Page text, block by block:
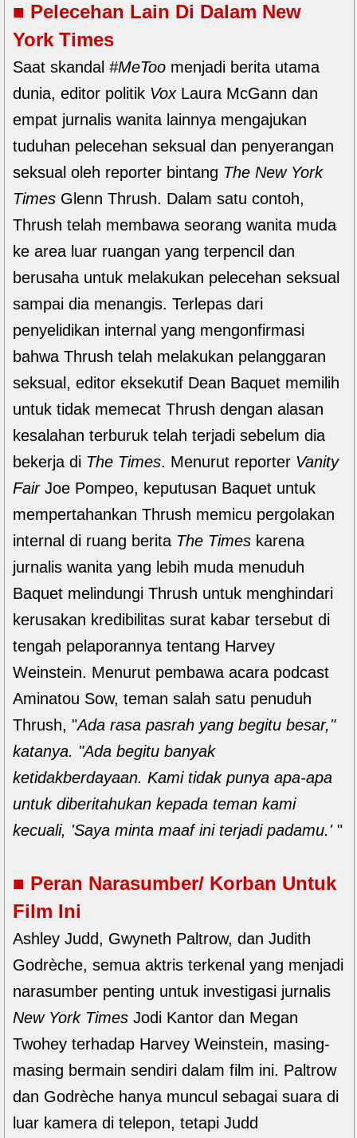
■ Pelecehan Lain Di Dalam New
York Times
Saat skandal #MeToo menjadi berita utama
dunia, editor politik VoxLaura McGann dan
empat jurnalis wanita lainnya mengajukan
tuduhan pelecehan seksual dan penyerangan
seksual oleh reporter bintang The New York
Times Glenn Thrush. Dalam satu contoh,
Thrush telah membawa seorang wanita muda
ke area luar ruangan yang terpencil dan
berusaha untuk melakukan pelecehan seksual
sampai dia menangis. Terlepas dari
penyelidikan internal yang mengonfirmasi
bahwa Thrush telah melakukan pelanggaran
seksual, editor eksekutif Dean Baquet memilih
untuk tidak memecat Thrush dengan alasan
kesalahan terburuk telah terjadi sebelum dia
bekerja di The Times. Menurut reporter Vanity
FairJoe Pompeo, keputusan Baquet untuk
mempertahankan Thrush memicu pergolakan
internal di ruang berita The Times karena
jurnalis wanita yang lebih muda menuduh
Baquet melindungi Thrush untuk menghindari
kerusakan kredibilitas surat kabar tersebut di
tengah pelaporannya tentang Harvey
Weinstein. Menurut pembawa acara podcast
Aminatou Sow, teman salah satu penuduh
Thrush, "Ada rasa pasrah yang begitu besar,"
katanya. "Ada begitu banyak
ketidakberdayaan. Kami tidak punya apa-apa
untuk diberitahukan kepada teman kami
kecuali, 'Saya minta maaf ini terjadi padamu.'"
■ Peran Narasumber/ Korban Untuk
Film Ini
Ashley Judd, Gwyneth Paltrow, dan Judith
Godrèche, semua aktris terkenal yang menjadi
narasumber penting untuk investigasi jurnalis
New York Times Jodi Kantor dan Megan
Twohey terhadap Harvey Weinstein, masing-
masing bermain sendiri dalam film ini. Paltrow
dan Godrèche hanya muncul sebagai suara di
luar kamera di telepon, tetapi Judd